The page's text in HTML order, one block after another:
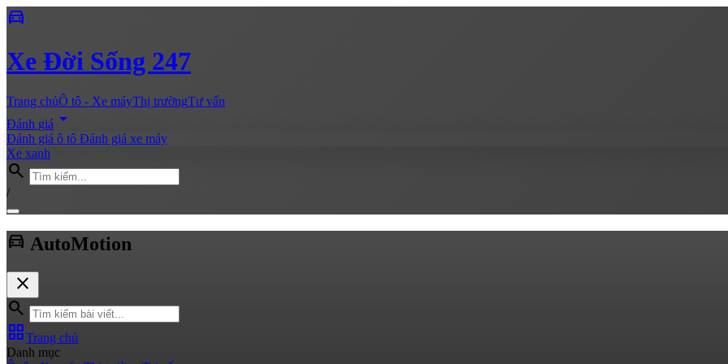
directions_car
Xe Đời Sống 247
Trang chủÔ tô - Xe máyThị trườngTư vấn
Đánh giá arrow_drop_down
Đánh giá ô tô Đánh giá xe máy
Xe xanh
search
/
directions_car AutoMotion
close
search
grid_viewTrang chủ
Danh mục